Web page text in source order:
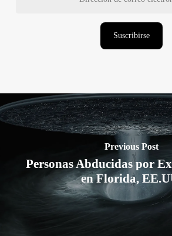
Suscribirse
Previous Post
Personas Abducidas por
en Florida,